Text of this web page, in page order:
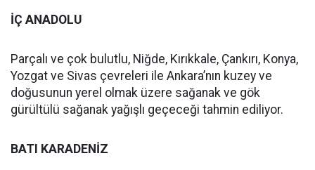
İÇ ANADOLU
Parçalı ve çok bulutlu, Niğde, Kırıkkale, Çankırı, Konya,
Yozgat ve Sivas çevreleri ile Ankara’nın kuzey ve
doğusunun yerel olmak üzere sağanak ve gök
gürültülü sağanak yağışlı geçeceği tahmin ediliyor.
BATI KARADENİZ